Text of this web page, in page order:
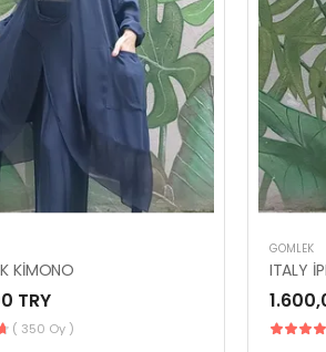
KİMONO
TRY
( 350 Oy )
GÖMLEK
ITALY